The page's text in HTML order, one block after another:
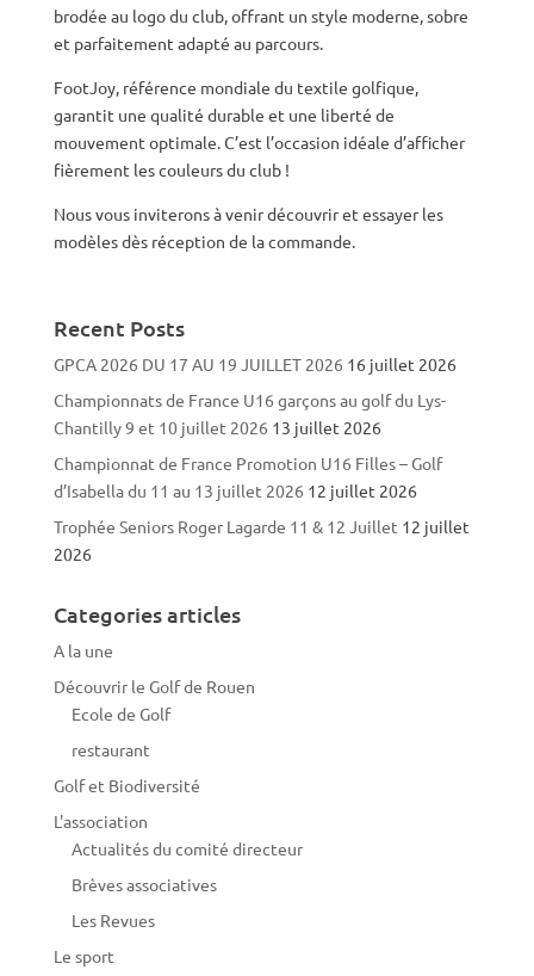
brodée au logo du club, offrant un style moderne, sobre
et parfaitement adapté au parcours.
FootJoy, référence mondiale du textile golfique,
garantit une qualité durable et une liberté de
mouvement optimale. C’est l’occasion idéale d’afficher
fièrement les couleurs du club !
Nous vous inviterons à venir découvrir et essayer les
modèles dès réception de la commande.
Recent Posts
GPCA 2026 DU 17 AU 19 JUILLET 2026 16 juillet 2026
Championnats de France U16 garçons au golf du Lys-
Chantilly 9 et 10 juillet 2026 13 juillet 2026
Championnat de France Promotion U16 Filles – Golf
d’Isabella du 11 au 13 juillet 2026 12 juillet 2026
Trophée Seniors Roger Lagarde 11 & 12 Juillet 12 juillet
2026
Categories articles
A la une
Découvrir le Golf de Rouen
Ecole de Golf
restaurant
Golf et Biodiversité
L'association
Actualités du comité directeur
Brèves associatives
Les Revues
Le sport